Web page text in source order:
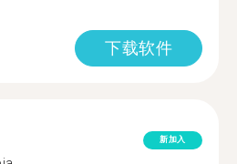
下载软件
新加入